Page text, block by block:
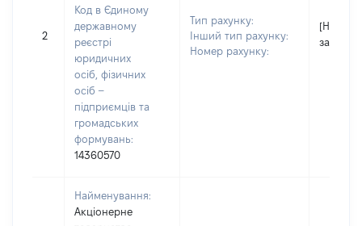
2
Код в Єдиному
державному
реєстрі
юридичних
осіб, фізичних
осіб –
підприємців та
громадських
формувань:
14360570
Тип рахунку:
Інший тип рахунку:
Номер рахунку:
[Не
Найменування:
Акціонерне